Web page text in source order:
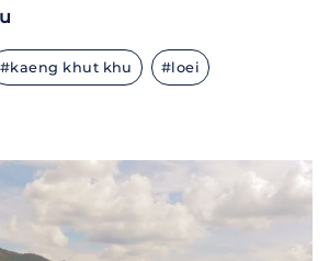
#kaeng khut khu #loei